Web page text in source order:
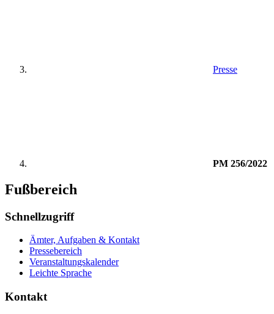
Presse
PM 256/2022
Fußbereich
Schnellzugriff
Ämter, Aufgaben & Kontakt
Pressebereich
Veranstaltungskalender
Leichte Sprache
Kontakt